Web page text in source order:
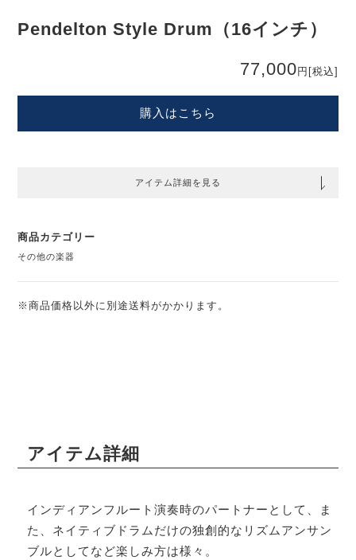
Pendelton Style Drum（16インチ）
77,000 円 [税込]
購入はこちら
アイテム詳細を見る
商品カテゴリー
その他の楽器
※商品価格以外に別途送料がかかります。
アイテム詳細
インディアンフルート演奏時のパートナーとして、ま
た、ネイティブドラムだけの独創的なリズムアンサン
ブルとしてなど楽しみ方は様々。